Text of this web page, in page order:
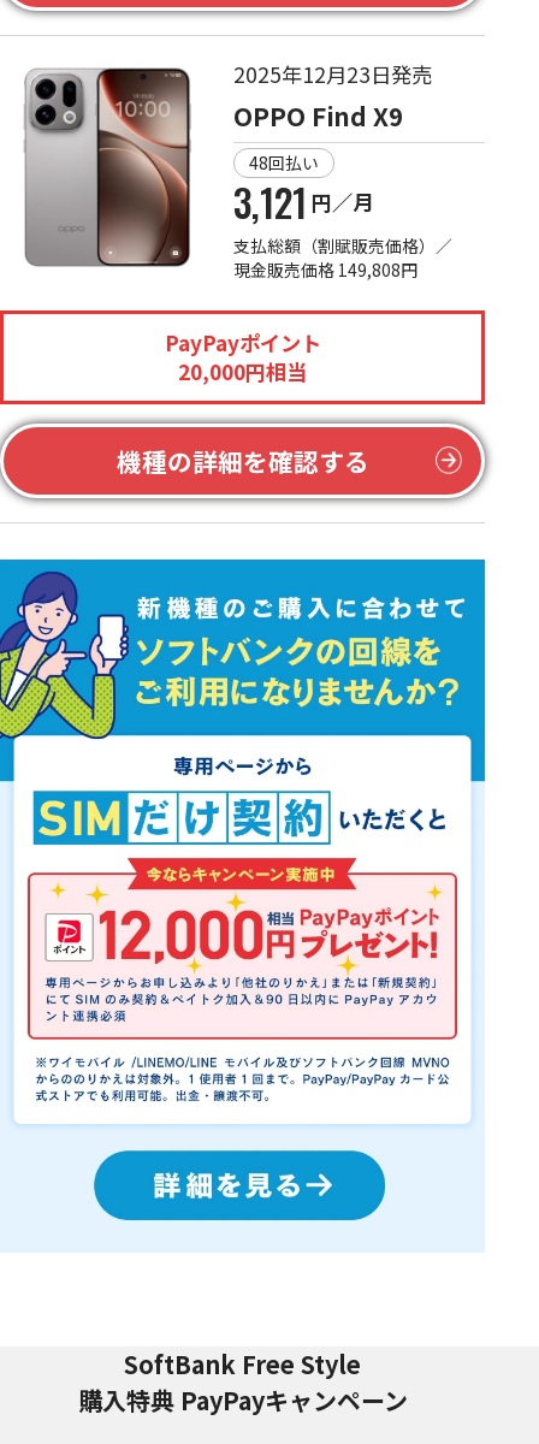
2025年12月23日発売
OPPO Find X9
48回払い
3,121 円／月
支払総額（割賦販売価格）／
現金販売価格 149,808円
機種の詳細を確認する
PayPayポイント
20,000円相当
SoftBank Free Style
購入特典 PayPayキャンペーン